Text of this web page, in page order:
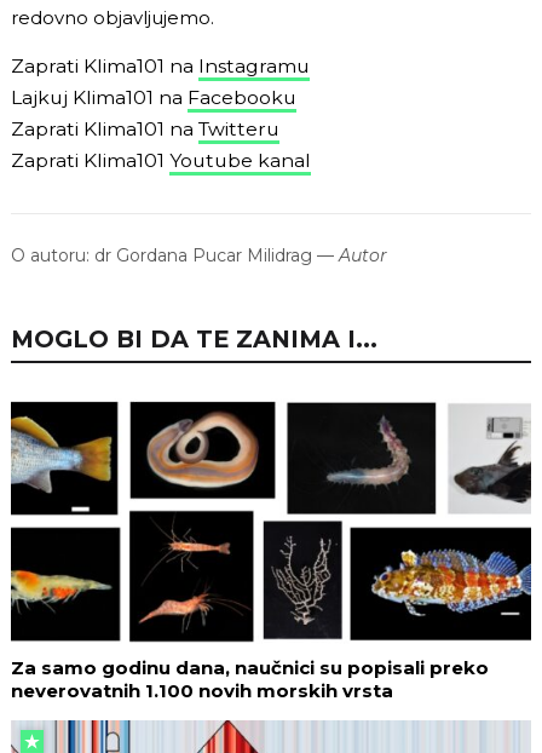
redovno objavljujemo.
Zaprati Klima101 na Instagramu
Lajkuj Klima101 na Facebooku
Zaprati Klima101 na Twitteru
Zaprati Klima101 Youtube kanal
O autoru: dr Gordana Pucar Milidrag — Autor
MOGLO BI DA TE ZANIMA I...
Za samo godinu dana, naučnici su popisali preko
neverovatnih 1.100 novih morskih vrsta